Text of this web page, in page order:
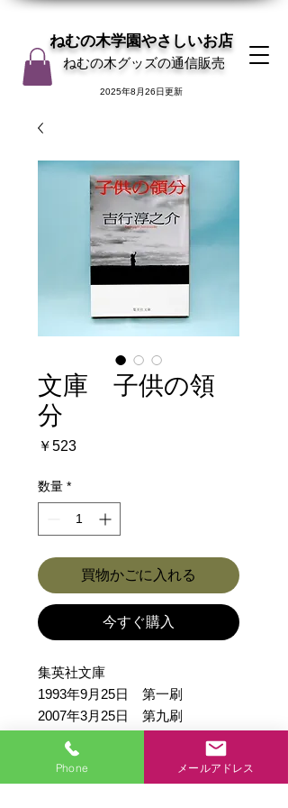
ねむの木学園やさしいお店
ねむの木グッズの通信販売
2025年8月26日更新
文庫 子供の領
分
￥523価
数量 *
買物かごに入れる
今すぐ購入
集英社文庫
1993年9月25日 第一刷
2007年3月25日 第九刷
全254頁
解説/山本容朗
鑑賞/来生えつこ
Phone メールアドレス